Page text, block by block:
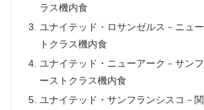
ラス機内食
ユナイテッド・ロサンゼルス－ニュ
トクラス機内食
ユナイテッド・ニューアーク－サン
ーストクラス機内食
ユナイテッド・サンフランシスコ－